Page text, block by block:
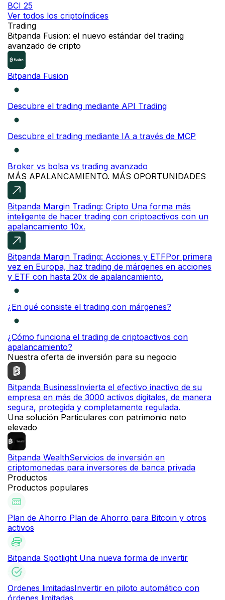
BCI 25
Ver todos los criptoíndices
Trading
Bitpanda Fusion: el nuevo estándar del trading
avanzado de cripto
Bitpanda Fusion
Descubre el trading mediante API Trading
Descubre el trading mediante IA a través de MCP
Broker vs bolsa vs trading avanzado
MÁS APALANCAMIENTO. MÁS OPORTUNIDADES
Bitpanda Margin Trading: Cripto Una forma más
inteligente de hacer trading con criptoactivos con un
apalancamiento 10x.
Bitpanda Margin Trading: Acciones y ETFPor primera
vez en Europa, haz trading de márgenes en acciones
y ETF con hasta 20x de apalancamiento.
¿En qué consiste el trading con márgenes?
¿Cómo funciona el trading de criptoactivos con
apalancamiento?
Nuestra oferta de inversión para su negocio
Bitpanda BusinessInvierta el efectivo inactivo de su
empresa en más de 3000 activos digitales, de manera
segura, protegida y completamente regulada.
Una solución Particulares con patrimonio neto
elevado
Bitpanda WealthServicios de inversión en
criptomonedas para inversores de banca privada
Productos
Productos populares
Plan de Ahorro Plan de Ahorro para Bitcoin y otros
activos
Bitpanda Spotlight Una nueva forma de invertir
Ordenes limitadasInvertir en piloto automático con
órdenes limitadas